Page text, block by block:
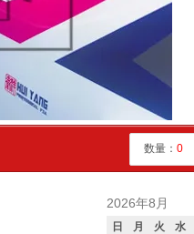
数量： 0
2026年8月
日 月 火 水